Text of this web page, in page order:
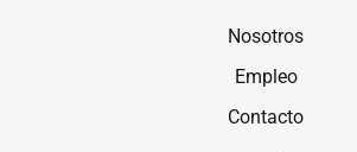
Nosotros
Empleo
Contacto